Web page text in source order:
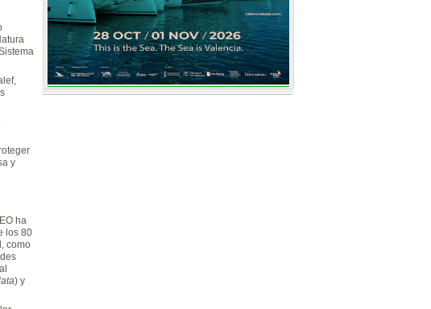
y
ha
los 80
como
) y